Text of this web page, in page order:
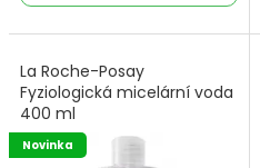
La Roche-Posay
Fyziologická micelární voda
400 ml
Novinka